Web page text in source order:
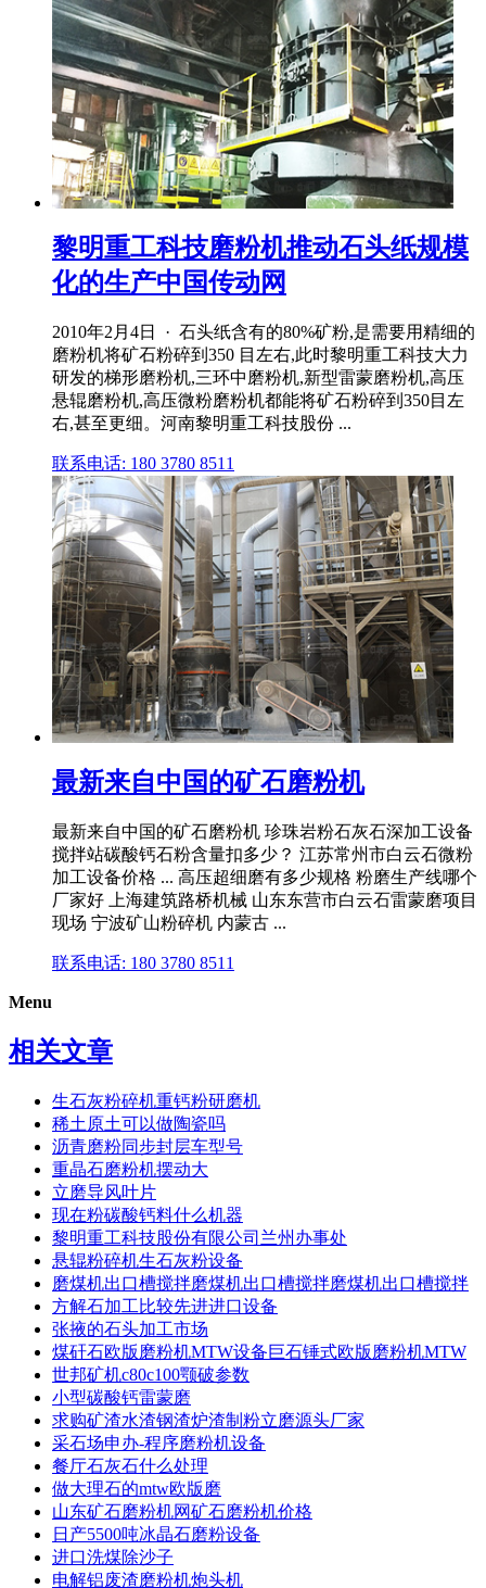
黎明重工科技磨粉机推动石头纸规模
化的生产中国传动网
2010年2月4日 · 石头纸含有的80%矿粉,是需要用精细的
磨粉机将矿石粉碎到350 目左右,此时黎明重工科技大力
研发的梯形磨粉机,三环中磨粉机,新型雷蒙磨粉机,高压
悬辊磨粉机,高压微粉磨粉机都能将矿石粉碎到350目左
右,甚至更细。河南黎明重工科技股份 ...
联系电话: 180 3780 8511
最新来自中国的矿石磨粉机
最新来自中国的矿石磨粉机 珍珠岩粉石灰石深加工设备
搅拌站碳酸钙石粉含量扣多少？ 江苏常州市白云石微粉
加工设备价格 ... 高压超细磨有多少规格 粉磨生产线哪个
厂家好 上海建筑路桥机械 山东东营市白云石雷蒙磨项目
现场 宁波矿山粉碎机 内蒙古 ...
联系电话: 180 3780 8511
Menu
相关文章
生石灰粉碎机重钙粉研磨机
稀土原土可以做陶瓷吗
沥青磨粉同步封层车型号
重晶石磨粉机摆动大
立磨导风叶片
现在粉碳酸钙料什么机器
黎明重工科技股份有限公司兰州办事处
悬辊粉碎机生石灰粉设备
磨煤机出口槽搅拌磨煤机出口槽搅拌磨煤机出口槽搅拌
方解石加工比较先进进口设备
张掖的石头加工市场
煤矸石欧版磨粉机MTW设备巨石锤式欧版磨粉机MTW
世邦矿机c80c100颚破参数
小型碳酸钙雷蒙磨
求购矿渣水渣钢渣炉渣制粉立磨源头厂家
采石场申办-程序磨粉机设备
餐厅石灰石什么处理
做大理石的mtw欧版磨
山东矿石磨粉机网矿石磨粉机价格
日产5500吨冰晶石磨粉设备
进口洗煤除沙子
电解铝废渣磨粉机炮头机